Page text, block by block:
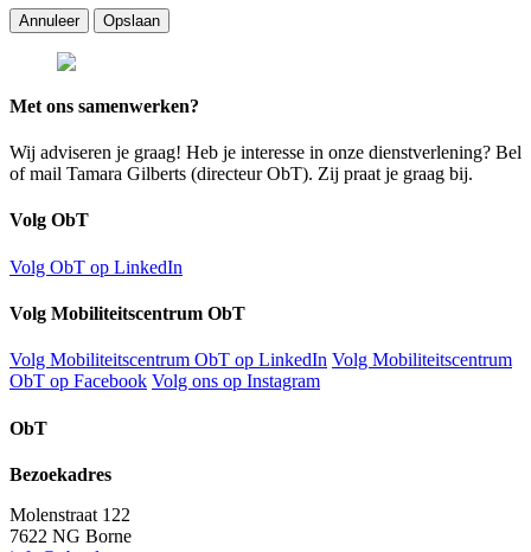
Annuleer Opslaan
Met ons samenwerken?
Wij adviseren je graag! Heb je interesse in onze dienstverlening? Bel
of mail Tamara Gilberts (directeur ObT). Zij praat je graag bij.
Volg ObT
Volg ObT op LinkedIn
Volg Mobiliteitscentrum ObT
Volg Mobiliteitscentrum ObT op LinkedIn Volg Mobiliteitscentrum
ObT op Facebook Volg ons op Instagram
ObT
Bezoekadres
Molenstraat 122
7622 NG Borne